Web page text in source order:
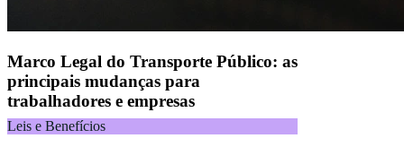
Marco Legal do Transporte Público: as
principais mudanças para
trabalhadores e empresas
Leis e Benefícios